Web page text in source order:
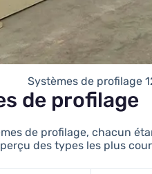
Systèmes de profilage
de profilage
de profilage, chacun
des types les plus